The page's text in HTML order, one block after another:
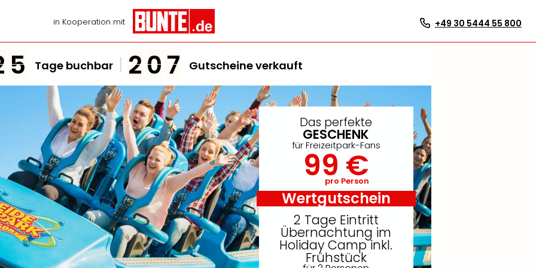
in Kooperation mit +49 30 5444 55 800
5 Tage buchbar 207 Gutscheine verkauft
Das perfekte
GESCHENK
für Freizeitpark-Fans
99 €
pro Person
Wertgutschein
2 Tage Eintritt
Übernachtung im
Holiday Camp inkl.
Frühstück